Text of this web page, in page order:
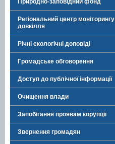
Природно-заповідний фонд
Регіональний центр моніторингу
довкілля
Річні екологічні доповіді
Громадське обговорення
Доступ до публічної інформації
Очищення влади
Запобігання проявам корупції
Звернення громадян